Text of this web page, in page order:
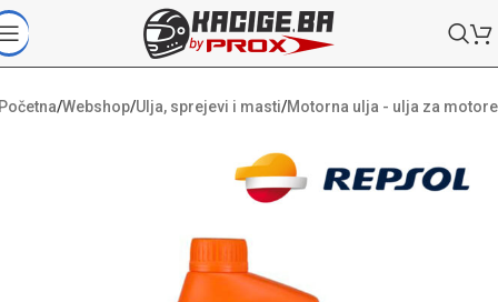
/Webshop/Ulja, sprejevi i masti/Motorna ulja - ulja za motore